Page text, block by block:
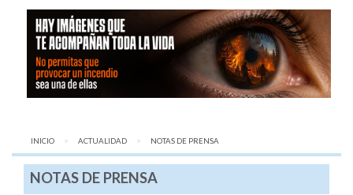
INICIO ACTUALIDAD AQUÍ:
NOTAS DE PRENSA
NOTAS DE PRENSA